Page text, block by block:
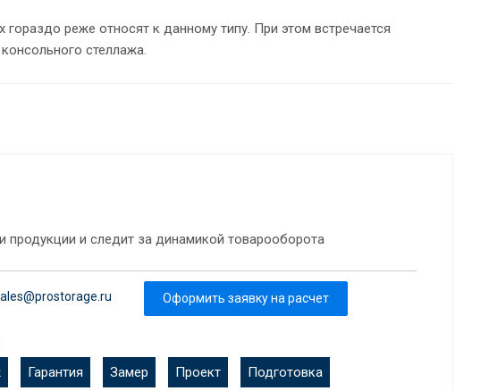
реже относят к данному типу. При этом встречается
стеллажа.
и следит за динамикой товарооборота
Оформить заявку на расчет
Гарантия Замер Проект Подготовка